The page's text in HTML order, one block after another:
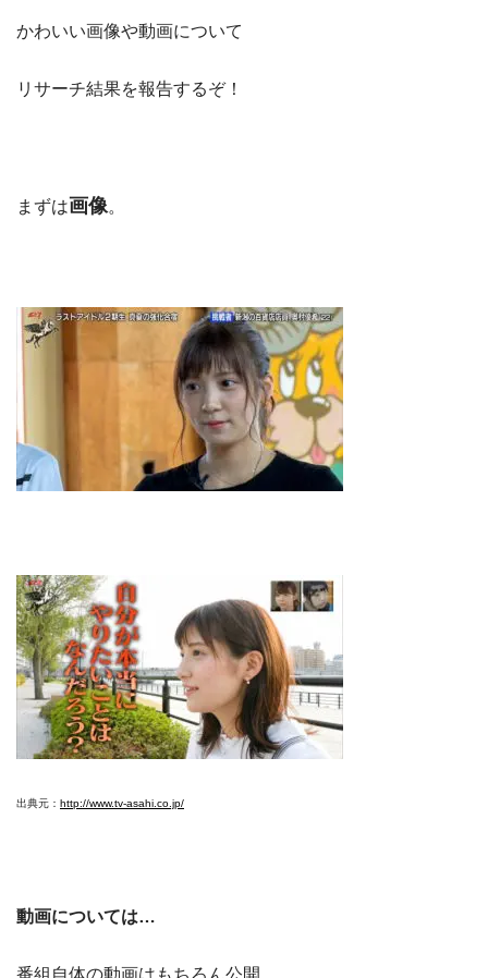
かわいい画像や動画について
リサーチ結果を報告するぞ！
まずは画像。
出典元： http://www.tv-asahi.co.jp/
動画については…
番組自体の動画はもちろん公開